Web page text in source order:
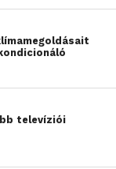
televíziói